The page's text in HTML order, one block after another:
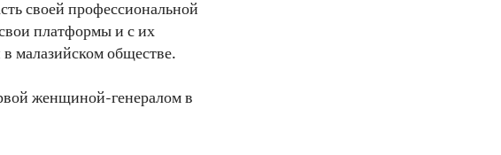
своей профессиональной
платформы и с их
малазийском обществе.
женщиной-генералом в